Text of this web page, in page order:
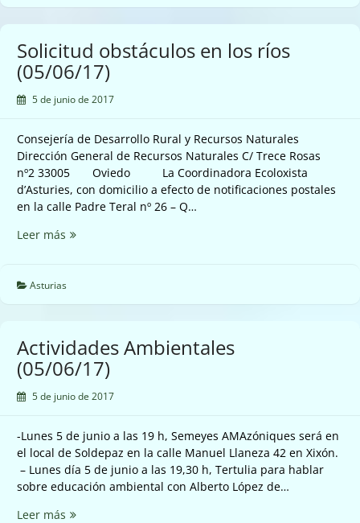
Solicitud obstáculos en los ríos
(05/06/17)
5 de junio de 2017
Consejería de Desarrollo Rural y Recursos Naturales
Dirección General de Recursos Naturales C/ Trece Rosas
nº2 33005 Oviedo La Coordinadora Ecoloxista
d’Asturies, con domicilio a efecto de notificaciones postales
en la calle Padre Teral nº 26 – Q…
Leer más Solicitud
los
ríos
Asturias
Actividades Ambientales
(05/06/17)
5 de junio de 2017
-Lunes 5 de junio a las 19 h, Semeyes AMAzóniques será en
el local de Soldepaz en la calle Manuel Llaneza 42 en Xixón.
– Lunes día 5 de junio a las 19,30 h, Tertulia para hablar
sobre educación ambiental con Alberto López de…
Leer más Actividades